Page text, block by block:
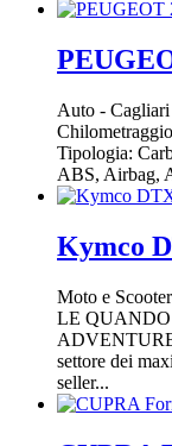
Auto -
Tipologia:
ABS, Airbag,
Kymco
Moto e Scooter
LE
settore dei
seller...